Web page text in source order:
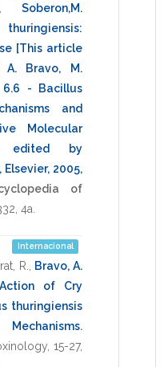
Soberon,M.
[This article
Bravo, M.
6.6 - Bacillus
and
Molecular
edited by
2005,
of
4a
Internacional
R.
Bravo, A.
of Cry
thuringiensis
.
,15-27,